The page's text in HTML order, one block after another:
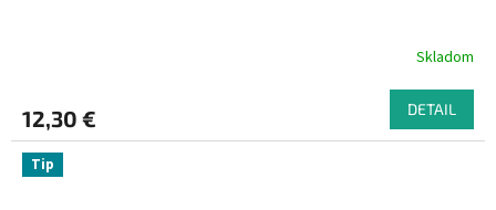
Skladom
12,30 € DETAIL
Tip